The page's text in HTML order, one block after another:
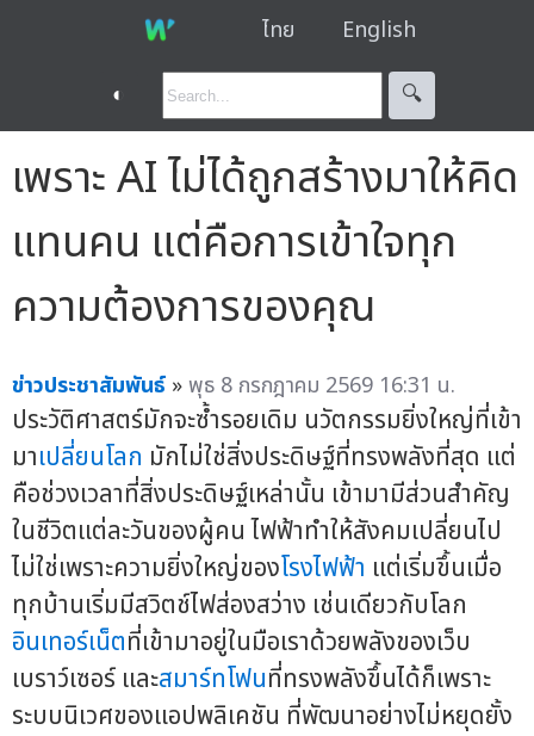
ไทย English
◐ 🔍︎
เพราะ AI ไม่ได้ถูกสร้างมาให้คิด
แทนคน แต่คือการเข้าใจทุก
ความต้องการของคุณ
ข่าวประชาสัมพันธ์ »พุธ 8 กรกฎาคม 2569 16:31 น.
ประวัติศาสตร์มักจะซ้ำรอยเดิม นวัตกรรมยิ่งใหญ่ที่เข้า
มาเปลี่ยนโลก มักไม่ใช่สิ่งประดิษฐ์ที่ทรงพลังที่สุด แต่
คือช่วงเวลาที่สิ่งประดิษฐ์เหล่านั้น เข้ามามีส่วนสำคัญ
ในชีวิตแต่ละวันของผู้คน ไฟฟ้าทำให้สังคมเปลี่ยนไป
ไม่ใช่เพราะความยิ่งใหญ่ของโรงไฟฟ้า แต่เริ่มขึ้นเมื่อ
ทุกบ้านเริ่มมีสวิตช์ไฟส่องสว่าง เช่นเดียวกับโลก
อินเทอร์เน็ตที่เข้ามาอยู่ในมือเราด้วยพลังของเว็บ
เบราว์เซอร์ และสมาร์ทโฟนที่ทรงพลังขึ้นได้ก็เพราะ
ระบบนิเวศของแอปพลิเคชัน ที่พัฒนาอย่างไม่หยุดยั้ง